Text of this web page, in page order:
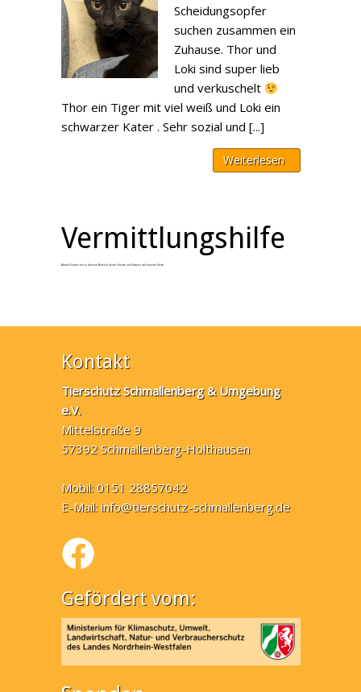
Scheidungsopfer
suchen zusammen ein
Zuhause. Thor und
Loki sind super lieb
und verkuschelt
Thor ein Tiger mit viel weiß und Loki ein
schwarzer Kater . Sehr sozial und [...]
Weiterlesen
Vermittlungshilfe
Aktuell haben wir in diesem Bereich keine Hunde und Katzen auf unserer Seite.
Kontakt
Tierschutz Schmallenberg & Umgebung
e.V.
Mittelstraße 9
57392 Schmallenberg-Holthausen
Mobil: 0151 28857042
E-Mail:info@tierschutz-schmallenberg.de
Gefördert vom: